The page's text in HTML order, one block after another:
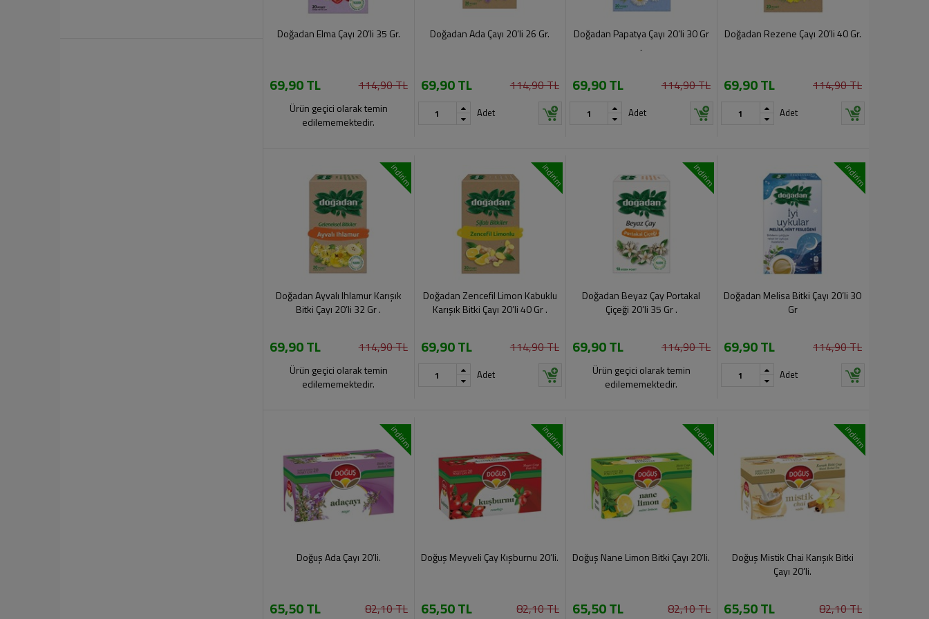
Doğadan Elma Çayı 20’li 35 Gr.
69,90 TL 114,90 TL
Ürün geçici olarak temin
edilememektedir.
Doğadan Ada Çayı 20’li 26 Gr.
69,90 TL 114,90 TL
Adet
Doğadan Papatya Çayı 20’li 30 Gr
.
69,90 TL 114,90 TL
Adet
Doğadan Rezene Çayı 20’li 40 Gr.
69,90 TL 114,90 TL
Adet
indirim
Doğadan Ayvalı Ihlamur Karışık
Bitki Çayı 20’li 32 Gr .
69,90 TL 114,90 TL
Ürün geçici olarak temin
edilememektedir.
indirim
Doğadan Zencefil Limon Kabuklu
Karışık Bitki Çayı 20’li 40 Gr .
69,90 TL 114,90 TL
Adet
indirim
Doğadan Beyaz Çay Portakal
Çiçeği 20’li 35 Gr .
69,90 TL 114,90 TL
Ürün geçici olarak temin
edilememektedir.
indirim
Doğadan Melisa Bitki Çayı 20’li 30
Gr
69,90 TL 114,90 TL
Adet
indirim
Doğuş Ada Çayı 20’li.
65,50 TL 82,10 TL
indirim
Doğuş Meyveli Çay Kışburnu 20’li.
65,50 TL 82,10 TL
indirim
Doğuş Nane Limon Bitki Çayı 20’li.
65,50 TL 82,10 TL
indirim
Doğuş Mistik Chai Karışık Bitki
Çayı 20’li.
65,50 TL 82,10 TL